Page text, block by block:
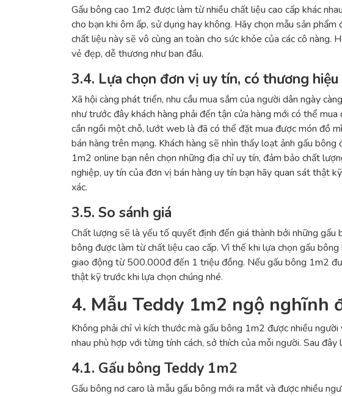
Gấu bông cao 1m2 được làm từ nhiều chất liệu cao cấp khác
cho bạn khi ôm ấp, sử dụng hay không. Hãy chọn mẫu sản
chất liệu này sẽ vô cùng an toàn cho sức khỏe của các cô
vẻ đẹp, dễ thương như ban đầu.
3.4. Lựa chọn đơn vị uy tín, có thương hiệu
Xã hội càng phát triển, nhu cầu mua sắm của người dân ngày
như trước đây khách hàng phải đến tận cửa hàng mới có thể
cần ngồi một chỗ, lướt web là đã có thể đặt mua được món đồ
bán hàng trên mạng. Khách hàng sẽ nhìn thấy loạt ảnh gấu
1m2 online bạn nên chọn những địa chỉ uy tín, đảm bảo chất
nghiệp, uy tín của đơn vị bán hàng uy tín bạn hãy quan sát
xác.
3.5. So sánh giá
Chất lượng sẽ là yếu tố quyết định đến giá thành bởi những
bông được làm từ chất liệu cao cấp. Vì thế khi lựa chọn gấu
giao động từ 500.000đ đến 1 triệu đồng. Nếu gấu bông 1m2
thật kỹ trước khi lựa chọn chúng nhé.
4. Mẫu Teddy 1m2 ngộ nghĩnh
Không phải chỉ vì kích thước mà gấu bông 1m2 được nhiều
nhau phù hợp với từng tính cách, sở thích của mỗi người. Sau
4.1. Gấu bông Teddy 1m2
Gấu bông nơ caro là mẫu gấu bông mới ra mắt và được nhiều